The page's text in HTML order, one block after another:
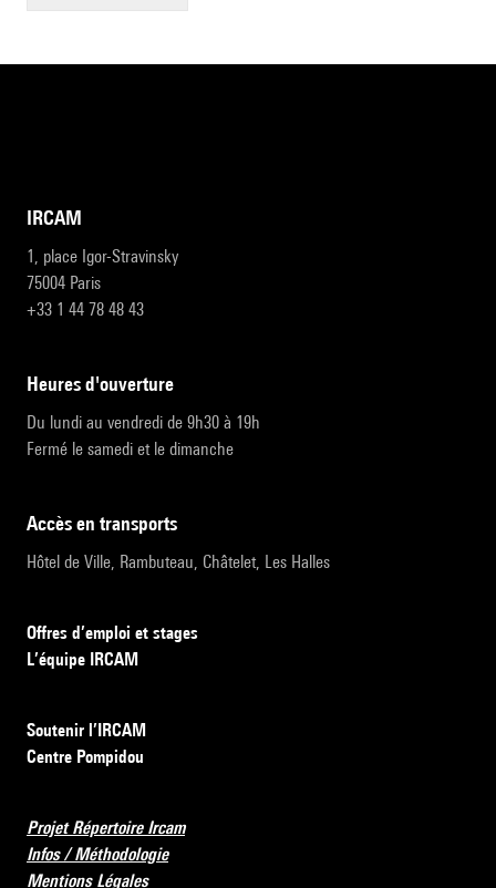
IRCAM
1, place Igor-Stravinsky
75004 Paris
+33 1 44 78 48 43
heures d'ouverture
Du lundi au vendredi de 9h30 à 19h
Fermé le samedi et le dimanche
accès en transports
Hôtel de Ville, Rambuteau, Châtelet, Les Halles
Offres d’emploi et stages
L’équipe IRCAM
Soutenir l’IRCAM
Centre Pompidou
Projet Répertoire Ircam
Infos / Méthodologie
Mentions Légales